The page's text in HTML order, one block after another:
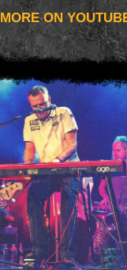
MORE ON